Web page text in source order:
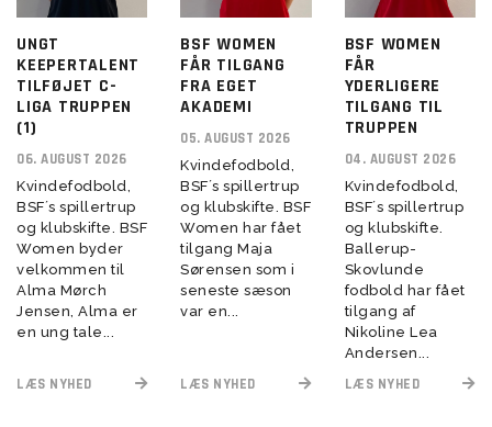
UNGT
KEEPERTALENT
TILFØJET C-
LIGA TRUPPEN
(1)
06. AUGUST 2026
Kvindefodbold,
BSF´s spillertrup
og klubskifte. BSF
Women byder
velkommen til
Alma Mørch
Jensen, Alma er
en ung tale...
LÆS NYHED
BSF WOMEN
FÅR TILGANG
FRA EGET
AKADEMI
05. AUGUST 2026
Kvindefodbold,
BSF´s spillertrup
og klubskifte. BSF
Women har fået
tilgang Maja
Sørensen som i
seneste sæson
var en...
LÆS NYHED
BSF WOMEN
FÅR
YDERLIGERE
TILGANG TIL
TRUPPEN
04. AUGUST 2026
Kvindefodbold,
BSF´s spillertrup
og klubskifte.
Ballerup-
Skovlunde
fodbold har fået
tilgang af
Nikoline Lea
Andersen...
LÆS NYHED